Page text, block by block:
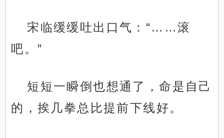
宋临缓缓吐出口气：“……滚
吧。”
短短一瞬倒也想通了，命是自己
的，挨几拳总比提前下线好。